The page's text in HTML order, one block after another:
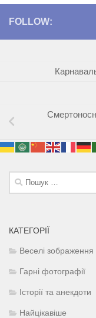
FOLLOW:
Пошук:
КАТЕГОРІЇ
Веселі
Гарні фотографії
Історії та анекдоти
Найцікавіше